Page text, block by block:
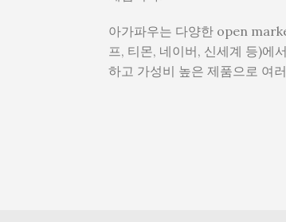
아가파우는 다양한 open
프, 티몬, 네이버, 신세계 등)에
하고 가성비 높은 제품으로 여